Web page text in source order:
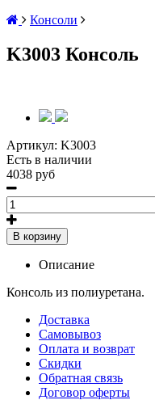
Консоли
K3003 Консоль
Артикул: K3003
Есть в наличии
4038 руб
В корзину
Описание
Консоль из полиуретана.
Доставка
Самовывоз
Оплата и возврат
Скидки
Обратная связь
Договор оферты